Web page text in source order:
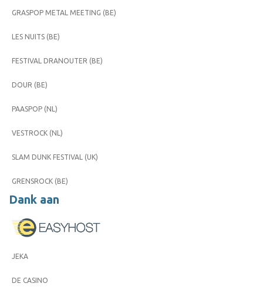
GRASPOP METAL MEETING (BE)
LES NUITS (BE)
FESTIVAL DRANOUTER (BE)
DOUR (BE)
PAASPOP (NL)
VESTROCK (NL)
SLAM DUNK FESTIVAL (UK)
GRENSROCK (BE)
Dank aan
JEKA
DE CASINO